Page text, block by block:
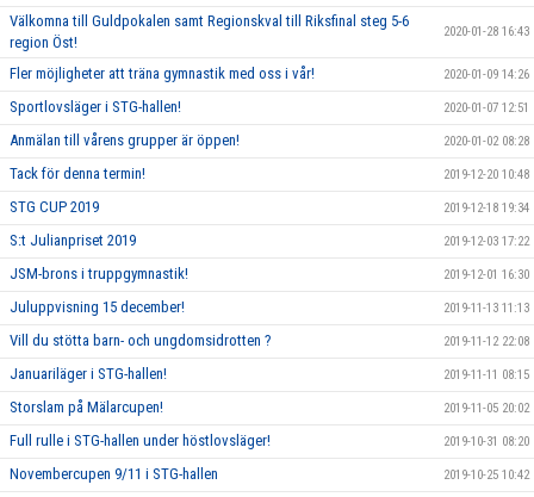
Välkomna till Guldpokalen samt Regionskval till Riksfinal steg 5-6
region Öst!
2020-01-28 16:43
Fler möjligheter att träna gymnastik med oss i vår! 2020-01-09 14:26
Sportlovsläger i STG-hallen! 2020-01-07 12:51
Anmälan till vårens grupper är öppen! 2020-01-02 08:28
Tack för denna termin! 2019-12-20 10:48
STG CUP 2019 2019-12-18 19:34
S:t Julianpriset 2019 2019-12-03 17:22
JSM-brons i truppgymnastik! 2019-12-01 16:30
Juluppvisning 15 december! 2019-11-13 11:13
Vill du stötta barn- och ungdomsidrotten ? 2019-11-12 22:08
Januariläger i STG-hallen! 2019-11-11 08:15
Storslam på Mälarcupen! 2019-11-05 20:02
Full rulle i STG-hallen under höstlovsläger! 2019-10-31 08:20
Novembercupen 9/11 i STG-hallen 2019-10-25 10:42